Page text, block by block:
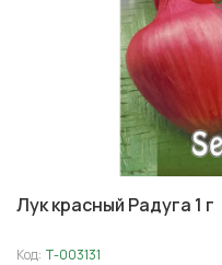
Лук красный Радуга 1 г
Код: Т-003131